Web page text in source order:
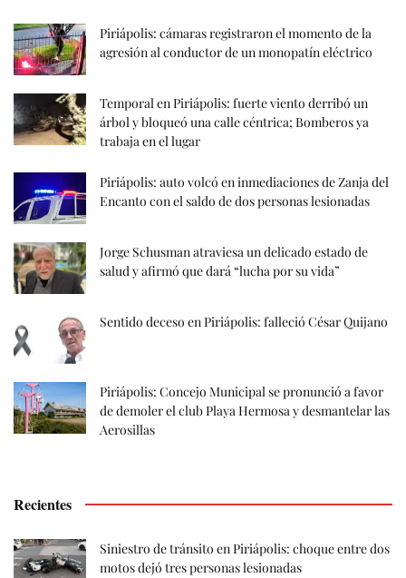
Piriápolis: cámaras registraron el momento de la
agresión al conductor de un monopatín eléctrico
Temporal en Piriápolis: fuerte viento derribó un
árbol y bloqueó una calle céntrica; Bomberos ya
trabaja en el lugar
Piriápolis: auto volcó en inmediaciones de Zanja del
Encanto con el saldo de dos personas lesionadas
Jorge Schusman atraviesa un delicado estado de
salud y afirmó que dará “lucha por su vida”
Sentido deceso en Piriápolis: falleció César Quijano
Piriápolis: Concejo Municipal se pronunció a favor
de demoler el club Playa Hermosa y desmantelar las
Aerosillas
Recientes
Siniestro de tránsito en Piriápolis: choque entre dos
motos dejó tres personas lesionadas